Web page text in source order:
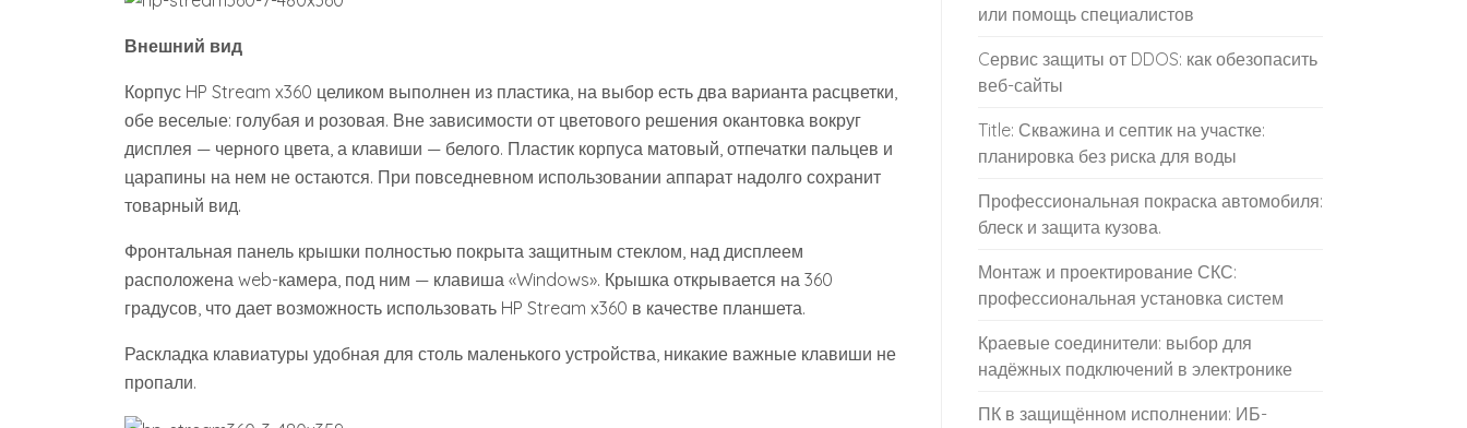
Внешний вид
Корпус HP Stream x360 целиком выполнен из пластика, на выбор есть два варианта расцветки,
обе веселые: голубая и розовая. Вне зависимости от цветового решения окантовка вокруг
дисплея — черного цвета, а клавиши — белого. Пластик корпуса матовый, отпечатки пальцев и
царапины на нем не остаются. При повседневном использовании аппарат надолго сохранит
товарный вид.
Фронтальная панель крышки полностью покрыта защитным стеклом, над дисплеем
расположена web-камера, под ним — клавиша «Windows». Крышка открывается на 360
градусов, что дает возможность использовать HP Stream x360 в качестве планшета.
Раскладка клавиатуры удобная для столь маленького устройства, никакие важные клавиши не
пропали.
или помощь специалистов
Cервис защиты от DDOS: как обезопасить
веб-сайты
Title: Скважина и септик на участке:
планировка без риска для воды
Профессиональная покраска автомобиля:
блеск и защита кузова.
Монтаж и проектирование СКС:
профессиональная установка систем
Краевые соединители: выбор для
надёжных подключений в электронике
ПК в защищённом исполнении: ИБ-